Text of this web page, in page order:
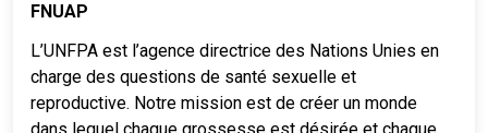
FNUAP
L’UNFPA est l’agence directrice des Nations Unies en
charge des questions de santé sexuelle et
reproductive. Notre mission est de créer un monde